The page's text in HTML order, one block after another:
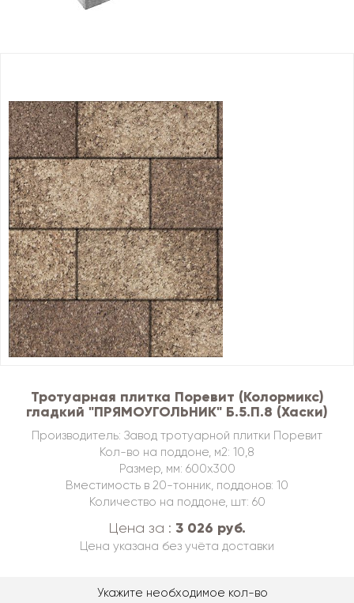
Тротуарная плитка Поревит (Колормикс)
гладкий "ПРЯМОУГОЛЬНИК" Б.5.П.8 (Хаски)
Производитель: Завод тротуарной плитки Поревит
Кол-во на поддоне, м2: 10,8
Размер, мм: 600х300
Вместимость в 20-тонник, поддонов: 10
Количество на поддоне, шт: 60
Цена за : 3 026 руб.
Цена указана без учёта доставки
Укажите необходимое кол-во